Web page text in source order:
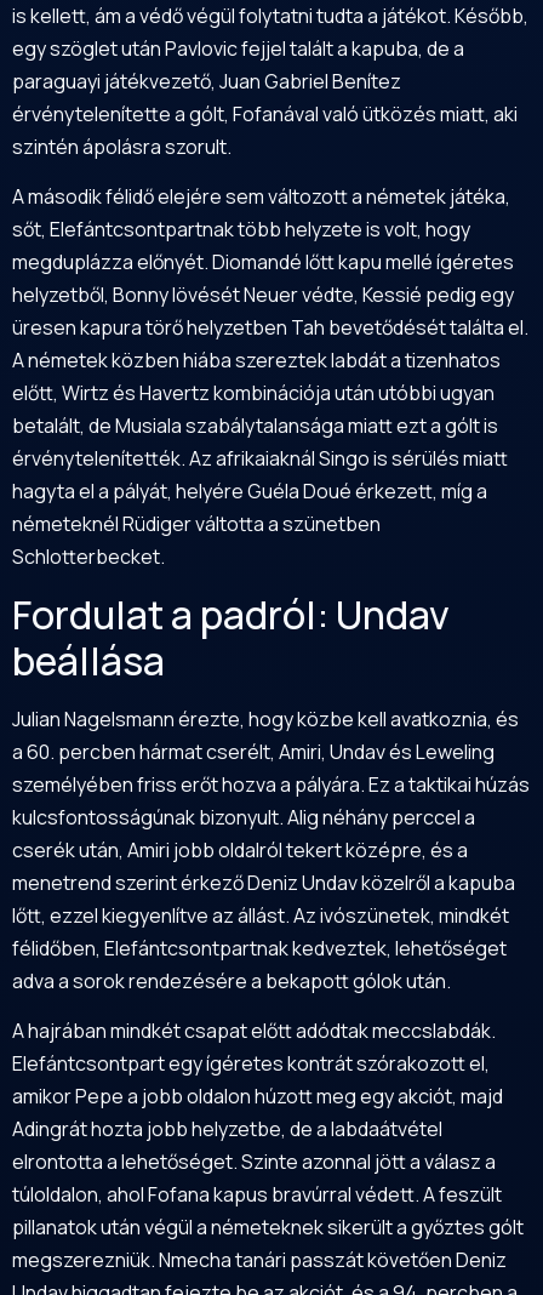
is kellett, ám a védő végül folytatni tudta a játékot. Később,
egy szöglet után Pavlovic fejjel talált a kapuba, de a
paraguayi játékvezető, Juan Gabriel Benítez
érvénytelenítette a gólt, Fofanával való ütközés miatt, aki
szintén ápolásra szorult.
A második félidő elejére sem változott a németek játéka,
sőt, Elefántcsontpartnak több helyzete is volt, hogy
megduplázza előnyét. Diomandé lőtt kapu mellé ígéretes
helyzetből, Bonny lövését Neuer védte, Kessié pedig egy
üresen kapura törő helyzetben Tah bevetődését találta el.
A németek közben hiába szereztek labdát a tizenhatos
előtt, Wirtz és Havertz kombinációja után utóbbi ugyan
betalált, de Musiala szabálytalansága miatt ezt a gólt is
érvénytelenítették. Az afrikaiaknál Singo is sérülés miatt
hagyta el a pályát, helyére Guéla Doué érkezett, míg a
németeknél Rüdiger váltotta a szünetben
Schlotterbecket.
Fordulat a padról: Undav
beállása
Julian Nagelsmann érezte, hogy közbe kell avatkoznia, és
a 60. percben hármat cserélt, Amiri, Undav és Leweling
személyében friss erőt hozva a pályára. Ez a taktikai húzás
kulcsfontosságúnak bizonyult. Alig néhány perccel a
cserék után, Amiri jobb oldalról tekert középre, és a
menetrend szerint érkező Deniz Undav közelről a kapuba
lőtt, ezzel kiegyenlítve az állást. Az ivószünetek, mindkét
félidőben, Elefántcsontpartnak kedveztek, lehetőséget
adva a sorok rendezésére a bekapott gólok után.
A hajrában mindkét csapat előtt adódtak meccslabdák.
Elefántcsontpart egy ígéretes kontrát szórakozott el,
amikor Pepe a jobb oldalon húzott meg egy akciót, majd
Adingrát hozta jobb helyzetbe, de a labdaátvétel
elrontotta a lehetőséget. Szinte azonnal jött a válasz a
túloldalon, ahol Fofana kapus bravúrral védett. A feszült
pillanatok után végül a németeknek sikerült a győztes gólt
megszerezniük. Nmecha tanári passzát követően Deniz